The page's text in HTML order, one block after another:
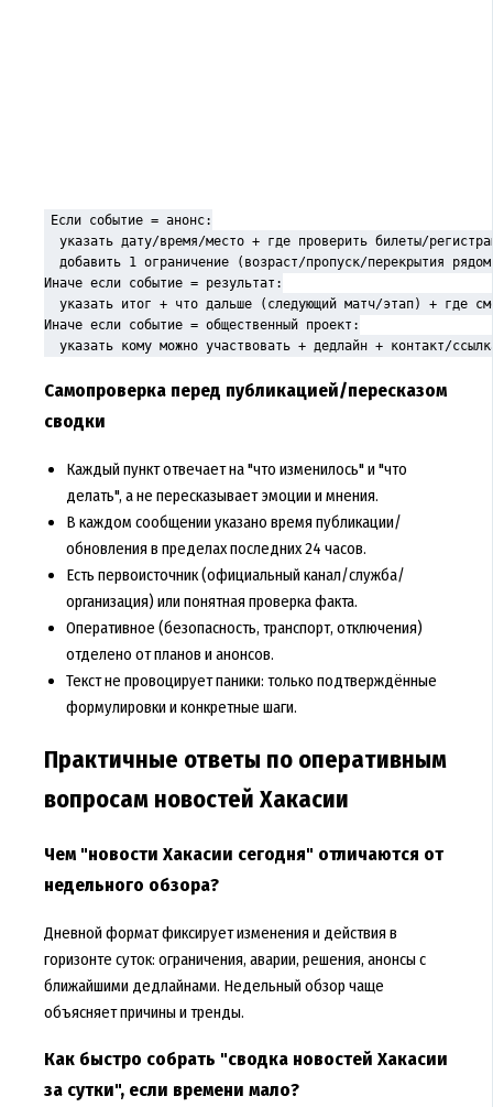
Если событие = анонс:
указать дату/время/место + где проверить билеты/
добавить 1 ограничение (возраст/пропуск/перекрытия
Иначе если событие = результат:
указать итог + что дальше (следующий матч/этап) + где
Иначе если событие = общественный проект:
указать кому можно участвовать + дедлайн + контакт/
Самопроверка перед публикацией/пересказом
сводки
Каждый пункт отвечает на "что изменилось" и "что
делать", а не пересказывает эмоции и мнения.
В каждом сообщении указано время публикации/
обновления в пределах последних 24 часов.
Есть первоисточник (официальный канал/служба/
организация) или понятная проверка факта.
Оперативное (безопасность, транспорт, отключения)
отделено от планов и анонсов.
Текст не провоцирует паники: только подтверждённые
формулировки и конкретные шаги.
Практичные ответы по оперативным
вопросам новостей Хакасии
Чем "новости Хакасии сегодня" отличаются от
недельного обзора?
Дневной формат фиксирует изменения и действия в
горизонте суток: ограничения, аварии, решения, анонсы с
ближайшими дедлайнами. Недельный обзор чаще
объясняет причины и тренды.
Как быстро собрать "сводка новостей Хакасии
за сутки", если времени мало?